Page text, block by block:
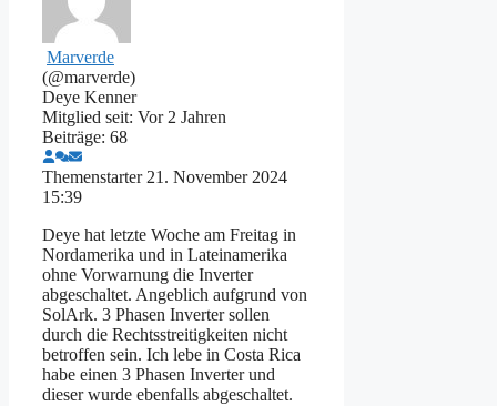
Marverde
(@marverde)
Deye Kenner
Mitglied seit: Vor 2 Jahren
Beiträge: 68
Themenstarter 21. November 2024
15:39
Deye hat letzte Woche am Freitag in
Nordamerika und in Lateinamerika
ohne Vorwarnung die Inverter
abgeschaltet. Angeblich aufgrund von
SolArk. 3 Phasen Inverter sollen
durch die Rechtsstreitigkeiten nicht
betroffen sein. Ich lebe in Costa Rica
habe einen 3 Phasen Inverter und
dieser wurde ebenfalls abgeschaltet.